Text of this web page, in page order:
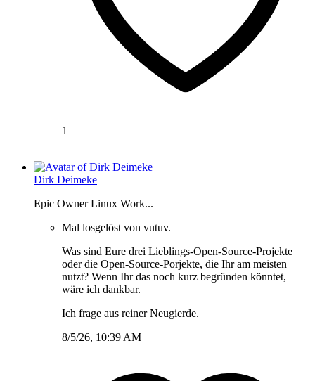
1
Dirk Deimeke
Epic Owner Linux Work...
Mal losgelöst von vutuv.
Was sind Eure drei Lieblings-Open-Source-Projekte
oder die Open-Source-Porjekte, die Ihr am meisten
nutzt? Wenn Ihr das noch kurz begründen könntet,
wäre ich dankbar.
Ich frage aus reiner Neugierde.
8/5/26, 10:39 AM